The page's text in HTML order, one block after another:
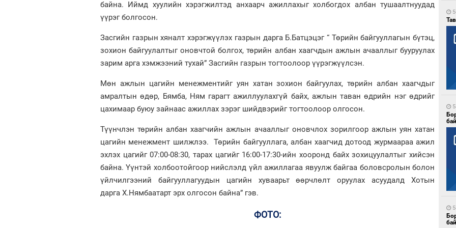
байна. Иймд хуулийн хэрэгжилтэд анхаарч ажиллахыг холбогдох албан тушаалтнуудад
үүрэг болгосон.
Засгийн газрын хяналт хэрэгжүүлэх газрын дарга Б.Батцэцэг “ Төрийн байгууллагын бүтэц,
зохион байгуулалтыг оновчтой болгох, төрийн албан хаагчдын ажлын ачааллыг бууруулах
зарим арга хэмжээний тухай” Засгийн газрын тогтоолоор үүрэгжүүлсэн.
Мөн ажлын цагийн менежментийг уян хатан зохион байгуулах, төрийн албан хаагчдыг
амралтын өдөр, Бямба, Ням гарагт ажиллуулахгүй байх, ажлын таван өдрийн нэг өдрийг
цахимаар буюу зайнаас ажиллах зэрэг шийдвэрийг тогтоолоор олгосон.
Түүнчлэн төрийн албан хаагчийн ажлын ачааллыг оновчлох зорилгоор ажлын уян хатан
цагийн менежмент шилжлээ. Төрийн байгууллага, албан хаагчид дотоод журмаараа ажил
эхлэх цагийг 07:00-08:30, тарах цагийг 16:00-17:30-ийн хооронд байх зохицуулалтыг хийсэн
байна. Үүнтэй холбоотойгоор нийслэлд үйл ажиллагаа явуулж байгаа боловсролын болон
үйлчилгээний байгууллагуудын цагийн хуваарьт өөрчлөлт оруулах асуудалд Хотын
дарга Х.Нямбаатарт эрх олгосон байна” гэв.
ФОТО: